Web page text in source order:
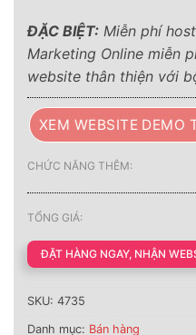
ĐẶC BIỆT: Miễn phí
Marketing Online miễn
website thân thiện với
XEM WEBSITE DEMO
CHỨC NĂNG THÊM:
TỔNG GIÁ:
ĐẶT HÀNG NGAY, NHẬN
SKU: 4735
Danh mục: Bán hàng